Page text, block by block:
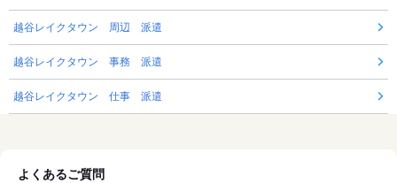
越谷レイクタウン 周辺 派遣
越谷レイクタウン 事務 派遣
越谷レイクタウン 仕事 派遣
よくあるご質問